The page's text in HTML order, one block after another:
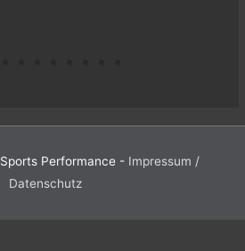
Sports Performance - Impressum /
Datenschutz